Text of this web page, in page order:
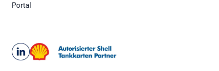
Portal